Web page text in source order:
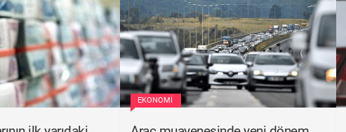
EKONOMI